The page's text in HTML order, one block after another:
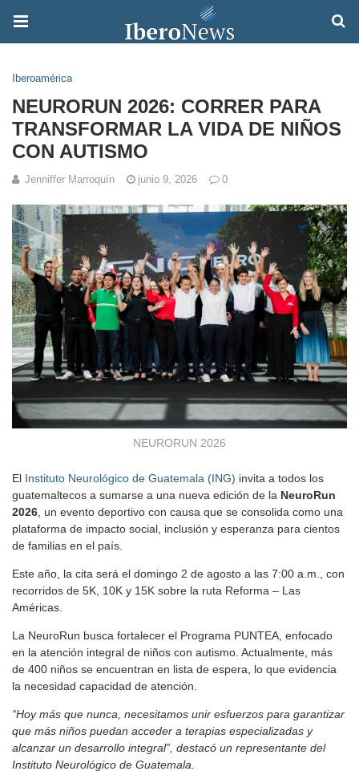
Iberoamérica
NEURORUN 2026: CORRER PARA
TRANSFORMAR LA VIDA DE NIÑOS
CON AUTISMO
Jenniffer Marroquín junio 9, 2026 0
NEURORUN 2026
El Instituto Neurológico de Guatemala (ING) invita a todos los
guatemaltecos a sumarse a una nueva edición de la NeuroRun
2026 , un evento deportivo con causa que se consolida como una
plataforma de impacto social, inclusión y esperanza para cientos
de familias en el país.
Este año, la cita será el domingo 2 de agosto a las 7:00 a.m., con
recorridos de 5K, 10K y 15K sobre la ruta Reforma – Las
Américas.
La NeuroRun busca fortalecer el Programa PUNTEA, enfocado
en la atención integral de niños con autismo. Actualmente, más
de 400 niños se encuentran en lista de espera, lo que evidencia
la necesidad capacidad de atención.
“Hoy más que nunca, necesitamos unir esfuerzos para garantizar
que más niños puedan acceder a terapias especializadas y
alcanzar un desarrollo integral”, destacó un representante del
Instituto Neurológico de Guatemala.